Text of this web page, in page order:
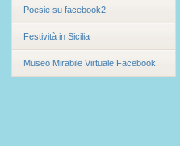
Poesie su facebook2
Festività in Sicilia
Museo Mirabile Virtuale Facebook